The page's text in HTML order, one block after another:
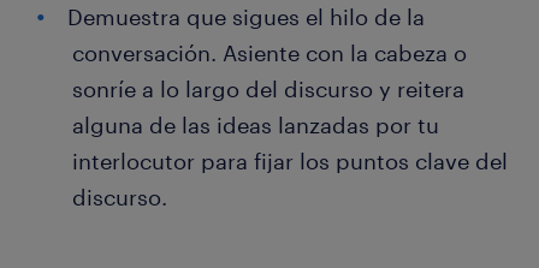
Demuestra que sigues el hilo de la
conversación. Asiente con la cabeza o
sonríe a lo largo del discurso y reitera
alguna de las ideas lanzadas por tu
interlocutor para fijar los puntos clave del
discurso.